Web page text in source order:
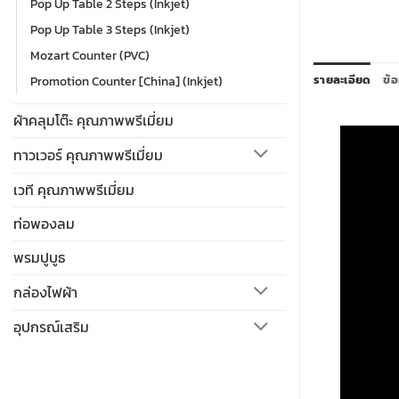
Pop Up Table 3 Steps (Inkjet)
Mozart Counter (PVC)
Promotion Counter [China] (Inkjet)
ผ้าคลุมโต๊ะ คุณภาพพรีเมี่ยม
ทาวเวอร์ คุณภาพพรีเมี่ยม
เวที คุณภาพพรีเมี่ยม
ท่อพองลม
พรมปูบูธ
กล่องไฟผ้า
อุปกรณ์เสริม
รายละเอียด ข้